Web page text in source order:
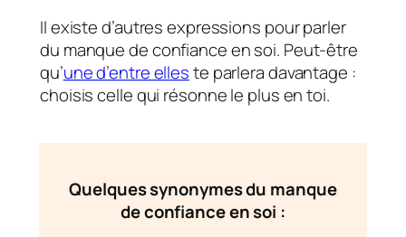
Il existe d’autres expressions pour parler
du manque de confiance en soi. Peut-être
qu’une d’entre elleste parlera davantage :
choisis celle qui résonne le plus en toi.
Quelques synonymes du manque
de confiance en soi :